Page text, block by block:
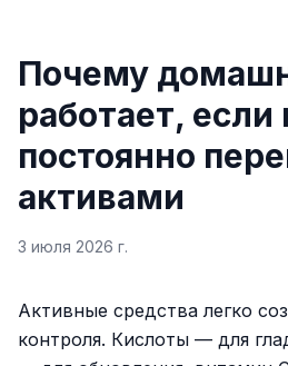
Почему
работает, если
постоянно
активами
3 июля 2026 г.
Активные средства легко
контроля. Кислоты — для